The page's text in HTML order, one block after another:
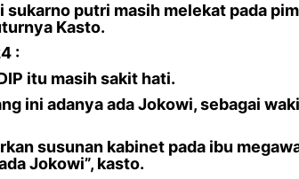
sukarno putri masih melekat pada
Kasto.
:
itu masih sakit hati.
ini adanya ada Jokowi, sebagai
susunan kabinet pada ibu
Jokowi”, kasto.